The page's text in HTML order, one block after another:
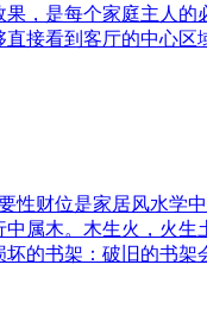
，是每个家庭主人
接看到客厅的中心
财位是家居风水学
属木。木生火，火
的书架：破旧的书